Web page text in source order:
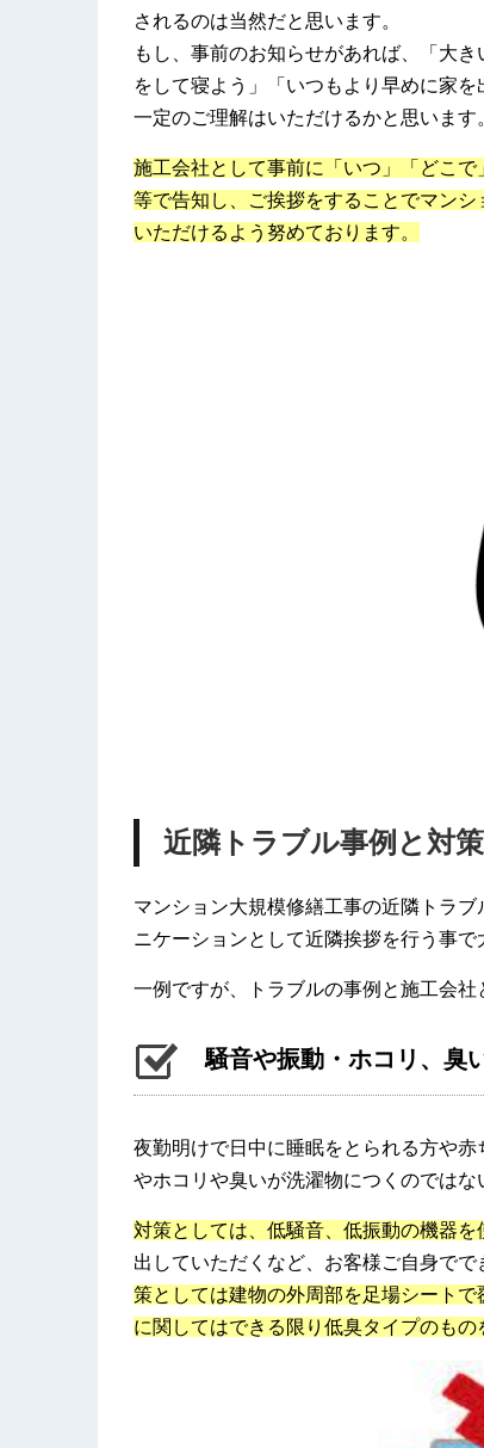
されるのは当然だと思います。
もし、事前のお知らせがあれば、「大
をして寝よう」「いつもより早めに家
一定のご理解はいただけるかと思います
施工会社として事前に「いつ」「どこ
等で告知し、ご挨拶をすることでマン
いただけるよう努めております。
近隣トラブル事例と対策
マンション大規模修繕工事の近隣トラ
ニケーションとして近隣挨拶を行う事
一例ですが、トラブルの事例と施工会社
騒音や振動・ホコリ、臭
夜勤明けで日中に睡眠をとられる方や
やホコリや臭いが洗濯物につくのでは
対策としては、低騒音、低振動の機器を
出していただくなど、お客様ご自身で
策としては建物の外周部を足場シートで
に関してはできる限り低臭タイプのもの